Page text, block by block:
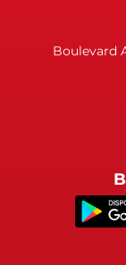
Boulevard